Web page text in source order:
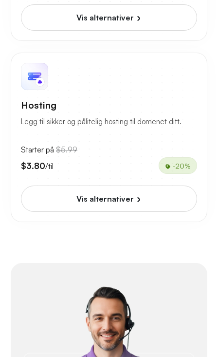
Vis alternativer
Hosting
Legg til sikker og pålitelig hosting til domenet ditt.
Starter på $5.99
$3.80/til -20%
Vis alternativer